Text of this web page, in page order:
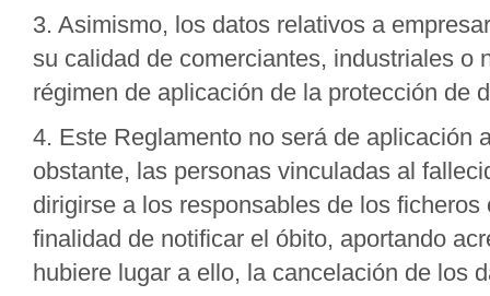
3. Asimismo, los datos relativos a
su calidad de comerciantes, industriales o
régimen de aplicación de la protección de
4. Este Reglamento no será de aplicación
obstante, las personas vinculadas al
dirigirse a los responsables de los
finalidad de notificar el óbito, aportando
hubiere lugar a ello, la cancelación de los